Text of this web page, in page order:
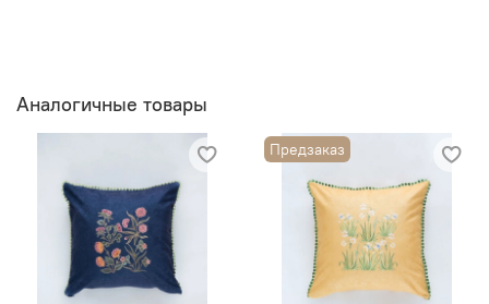
Аналогичные товары
Предзаказ